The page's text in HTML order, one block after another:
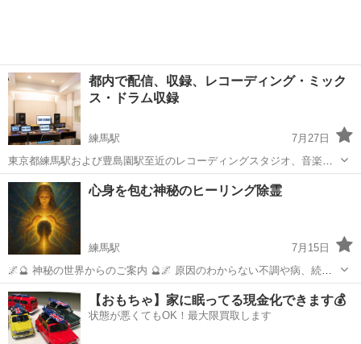
都内で配信、収録、レコーディング・ミック
ス・ドラム収録
練馬駅
7月27日
東京都練馬駅および豊島園駅至近のレコーディングスタジオ、音楽ラ
イバー事務所。 ボーカル・ナレーションをプロレベルで収録、編集、
ミックスをしたい！けど予算が心配！ という方はすぐにご相談くださ
い。 小規模スタジオです...
東京 練馬区 練馬駅 その他
心身を包む神秘のヒーリング除霊
練馬駅
7月15日
🌌🔮 神秘の世界からのご案内 🔮🌌 原因のわからない不調や病、続く
不幸や心の迷い…。 それは、見えざる世界からのささやき、魂からの
サインかもしれません。 私は、気功とヨガの叡智を融合し、深い精神
世界へと意識を沈...
東京 練馬区 練馬駅 その他
【おもちゃ】家に眠ってる現金化できます💰
状態が悪くてもOK！最大限買取します